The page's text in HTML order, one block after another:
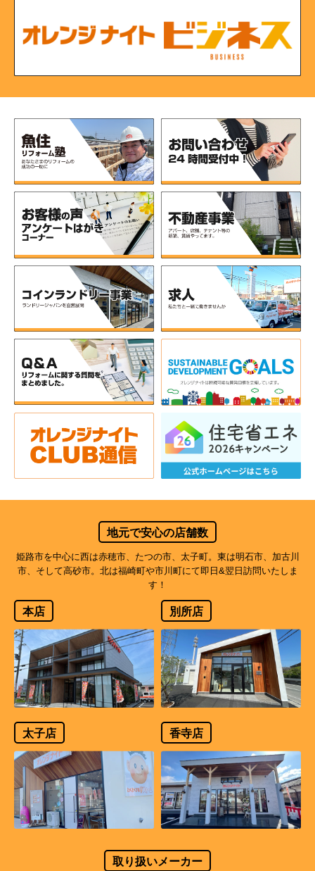
地元で安心の店舗数
姫路市を中心に西は赤穂市、たつの市、太子町。東は明石市、加古川
市、そして高砂市。北は福崎町や市川町にて即日&翌日訪問いたしま
す！
本店 別所店
太子店 香寺店
取り扱いメーカー